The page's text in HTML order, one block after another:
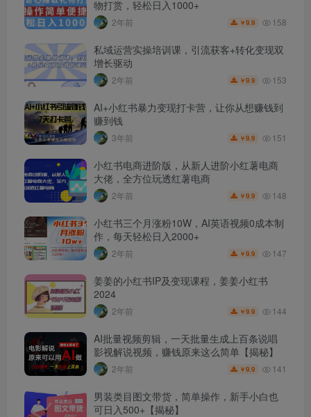
物打赏，轻松日入1000+
2年前 ￥9.9 158
私域运营实操培训课，引流获客+转化变现双
增长驱动
2年前 ￥9.9 153
AI+小红书暴力变现打卡营，让你从想赚钱到
赚到钱
3年前 ￥9.9 151
小红书电商进阶版，从新人进阶小红薯电商
大佬，全方位玩透红薯电商
2年前 ￥9.9 148
小红书三个月涨粉10W，AI英语视频0成本制
作，每天轻松日入2000+
2年前 ￥9.9 147
姜姜的小红书IP及变现课程，姜姜小红书
2024
2年前 ￥9.9 144
AI批量视频剪辑，一天批量生成上百条说唱
影视解说视频，赚钱原来这么简单【揭秘】
2年前 ￥9.9 141
男装类目图文带货，简单操作，新手小白也
可日入500+【揭秘】